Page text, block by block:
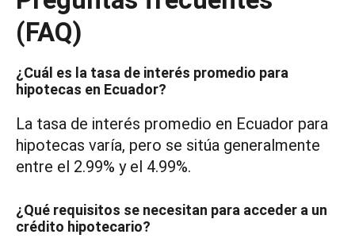
(FAQ)
¿Cuál es la tasa de interés promedio para
hipotecas en Ecuador?
La tasa de interés promedio en Ecuador para
hipotecas varía, pero se sitúa generalmente
entre el 2.99% y el 4.99%.
¿Qué requisitos se necesitan para acceder a un
crédito hipotecario?